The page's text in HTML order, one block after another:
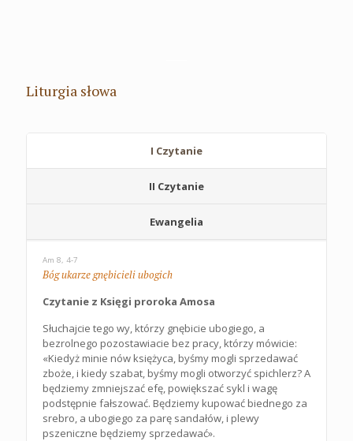
Liturgia słowa
I Czytanie
II Czytanie
Ewangelia
Am 8, 4-7
Bóg ukarze gnębicieli ubogich
Czytanie z Księgi proroka Amosa
Słuchajcie tego wy, którzy gnębicie ubogiego, a
bezrolnego pozostawiacie bez pracy, którzy mówicie:
«Kiedyż minie nów księżyca, byśmy mogli sprzedawać
zboże, i kiedy szabat, byśmy mogli otworzyć spichlerz? A
będziemy zmniejszać efę, powiększać sykl i wagę
podstępnie fałszować. Będziemy kupować biednego za
srebro, a ubogiego za parę sandałów, i plewy
pszeniczne będziemy sprzedawać».